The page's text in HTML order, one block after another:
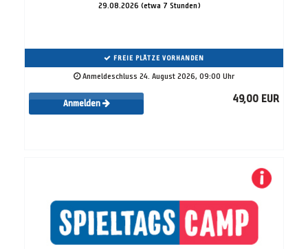
29.08.2026 (etwa 7 Stunden)
FREIE PLÄTZE VORHANDEN
Anmeldeschluss 24. August 2026, 09:00 Uhr
Anmelden 49,00 EUR